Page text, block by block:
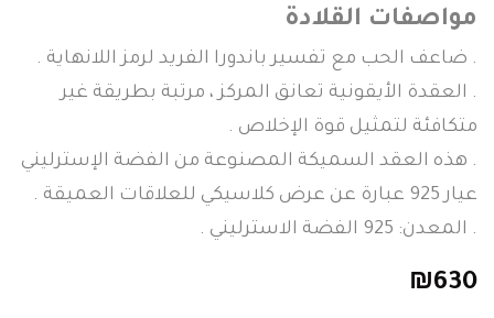
مواصفات القلادة
. ضاعف الحب مع تفسير باندورا الفريد لرمز اللانهاية .
. العقدة الأيقونية تعانق المركز ، مرتبة بطريقة غير
متكافئة لتمثيل قوة الإخلاص .
. هذه العقد السميكة المصنوعة من الفضة الإسترليني
عيار 925 عبارة عن عرض كلاسيكي للعلاقات العميقة .
. المعدن: 925 الفضة الاسترليني .
₪630